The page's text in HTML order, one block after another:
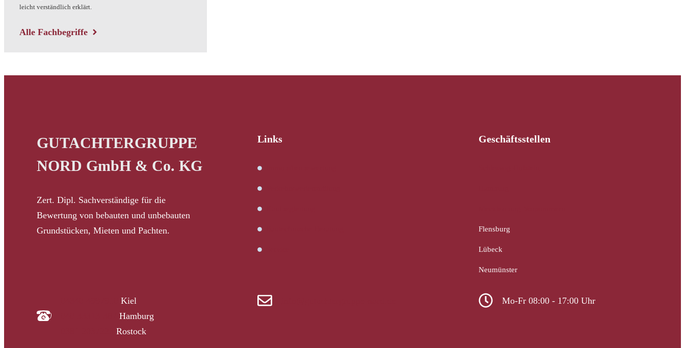
leicht verständlich erklärt.
Alle Fachbegriffe
GUTACHTERGRUPPE
NORD GmbH & Co. KG
Zert. Dipl. Sachverständige für die
Bewertung von bebauten und unbebauten
Grundstücken, Mieten und Pachten.
Links Geschäftsstellen
Flensburg
Lübeck
Neumünster
Kiel
Hamburg
Rostock
Mo-Fr 08:00 - 17:00 Uhr